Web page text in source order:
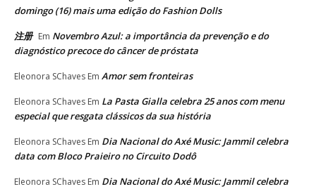
domingo (16) mais uma edição do Fashion Dolls
注册 Em Novembro Azul: a importância da prevenção e do
diagnóstico precoce do câncer de próstata
Eleonora SChaves Em Amor sem fronteiras
Eleonora SChaves Em La Pasta Gialla celebra 25 anos com menu
especial que resgata clássicos da sua história
Eleonora SChaves Em Dia Nacional do Axé Music: Jammil celebra
data com Bloco Praieiro no Circuito Dodô
Eleonora SChaves Em Dia Nacional do Axé Music: Jammil celebra